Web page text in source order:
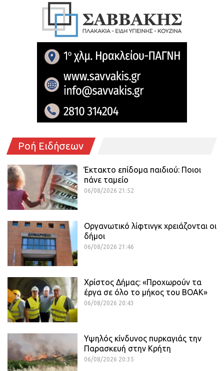
Ροή Ειδήσεων
Έκτακτο επίδομα παιδιού: Ποιοι
πάνε ταμείο
06/08/2026 21:52
Οργανωτικό λίφτινγκ χρειάζονται οι
δήμοι
06/08/2026 21:46
Χρίστος Δήμας: «Προχωρούν τα
έργα σε όλο το μήκος του ΒΟΑΚ»
06/08/2026 20:43
Υψηλός κίνδυνος πυρκαγιάς την
Παρασκευή στην Κρήτη
06/08/2026 20:35